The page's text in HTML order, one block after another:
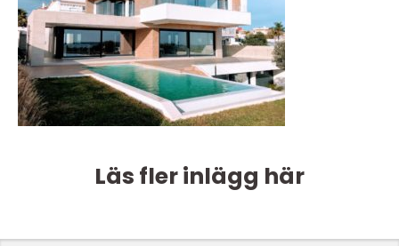
Läs fler inlägg här